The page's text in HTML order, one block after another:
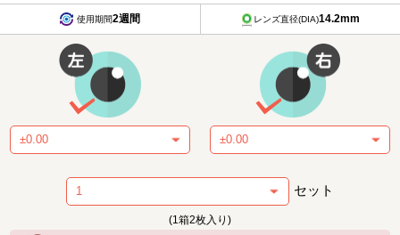
使用期間2週間 レンズ直径(DIA)14.2mm
セット
(1箱2枚入り)